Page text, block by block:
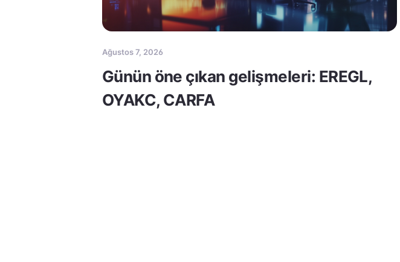
Ağustos 7, 2026
Günün öne çıkan gelişmeleri: EREGL,
OYAKC, CARFA